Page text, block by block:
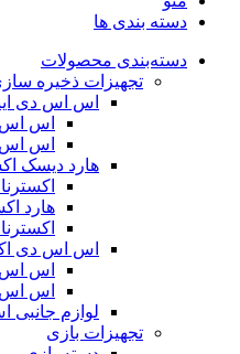
دسته بندی ها
دسته‌بندی محصولات
تجهیزات ذخیره
اس اس دی
اس
اس اس
هارد دیسک
هارد
اس اس دی
اس
اس اس
لوازم
تجهیزات بازی